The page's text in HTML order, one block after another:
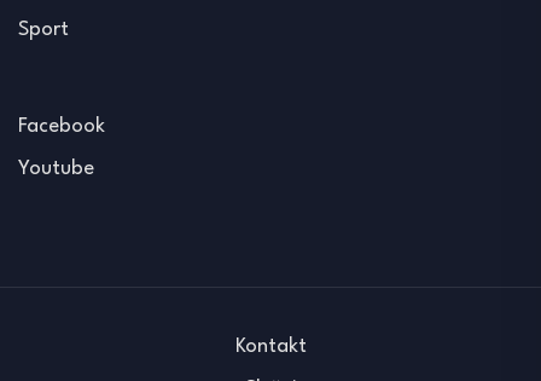
Sport
Facebook
Youtube
Kontakt